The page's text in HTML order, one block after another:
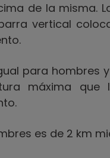
de la misma.
vertical
para hombres
máxima que
es de 2 km